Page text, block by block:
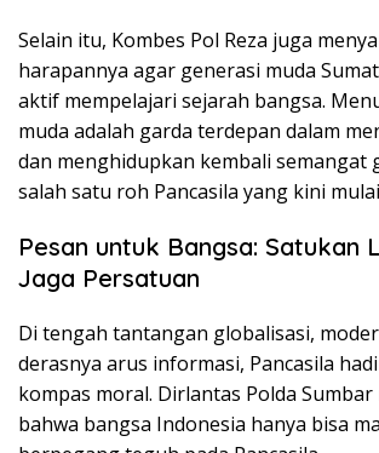
Selain itu, Kombes Pol Reza juga
harapannya agar generasi muda
aktif mempelajari sejarah bangsa.
muda adalah garda terdepan dalam
dan menghidupkan kembali semangat
salah satu roh Pancasila yang kini
Pesan untuk Bangsa: Satukan
Jaga Persatuan
Di tengah tantangan globalisasi,
derasnya arus informasi, Pancasila
kompas moral. Dirlantas Polda
bahwa bangsa Indonesia hanya bisa